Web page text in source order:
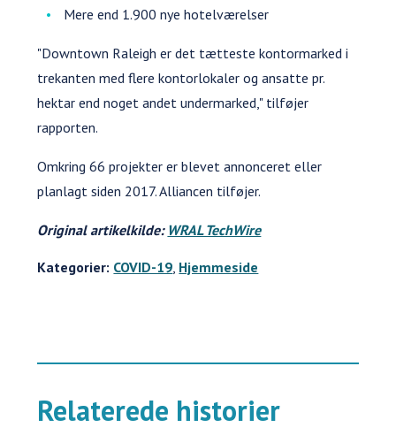
Mere end 1.900 nye hotelværelser
"Downtown Raleigh er det tætteste kontormarked i
trekanten med flere kontorlokaler og ansatte pr.
hektar end noget andet undermarked," tilføjer
rapporten.
Omkring 66 projekter er blevet annonceret eller
planlagt siden 2017. Alliancen tilføjer.
Original artikelkilde: WRAL TechWire
Kategorier: COVID-19, Hjemmeside
Relaterede historier